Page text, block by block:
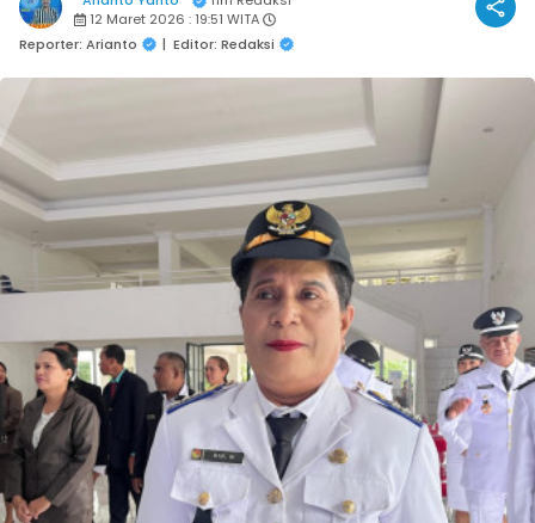
12 Maret 2026 : 19:51 WITA
Reporter: Arianto
| Editor: Redaksi